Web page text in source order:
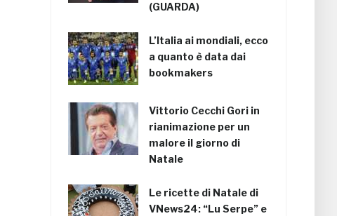
(GUARDA)
L’Italia ai mondiali, ecco
a quanto è data dai
bookmakers
Vittorio Cecchi Gori in
rianimazione per un
malore il giorno di
Natale
Le ricette di Natale di
VNews24: “Lu Serpe” e